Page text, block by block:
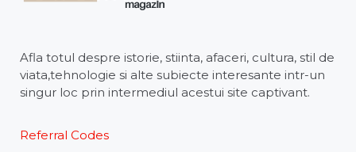
Afla totul despre istorie, stiinta, afaceri, cultura, stil de
viata,tehnologie si alte subiecte interesante intr-un
singur loc prin intermediul acestui site captivant.
Referral Codes